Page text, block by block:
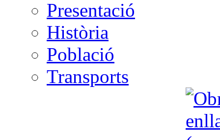
Presentació
Història
Població
Transports